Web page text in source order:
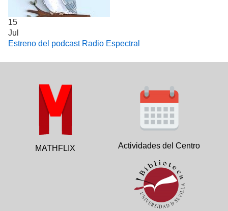
15
Jul
Estreno del podcast Radio Espectral
MATHFLIX Actividades del Centro